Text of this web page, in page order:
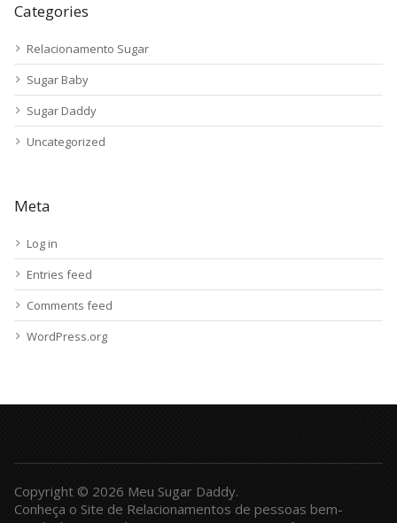
Categories
Relacionamento Sugar
Sugar Baby
Sugar Daddy
Uncategorized
Meta
Log in
Entries feed
Comments feed
WordPress.org
Copyright © 2026 Meu Sugar Daddy.
Conheça o Site de Relacionamentos de pessoas bem-